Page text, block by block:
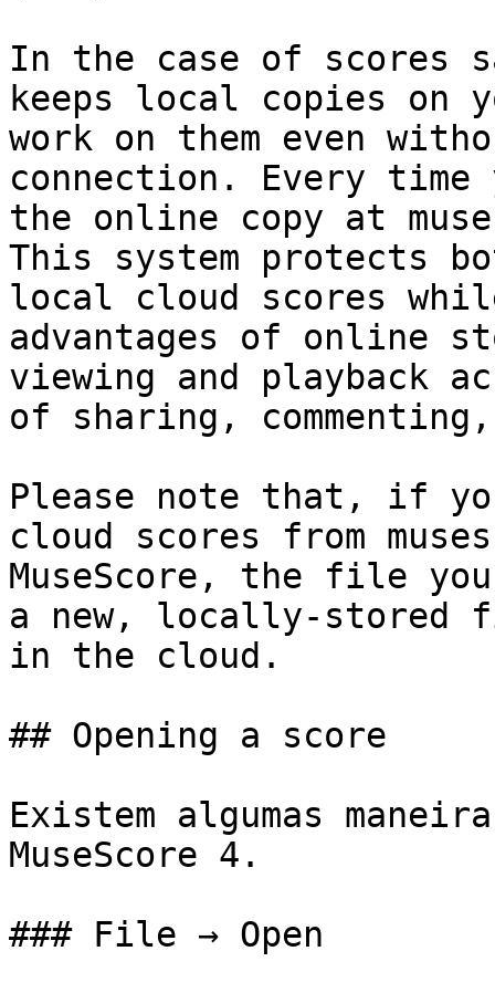
In the case of scores
keeps local copies on
work on them even
connection. Every time
the online copy at
This system protects
local cloud scores
advantages of online
viewing and playback
of sharing, commenting,
Please note that, if
cloud scores from
MuseScore, the file
a new, locally-stored
in the cloud.
## Opening a score
Existem algumas
MuseScore 4.
### File → Open